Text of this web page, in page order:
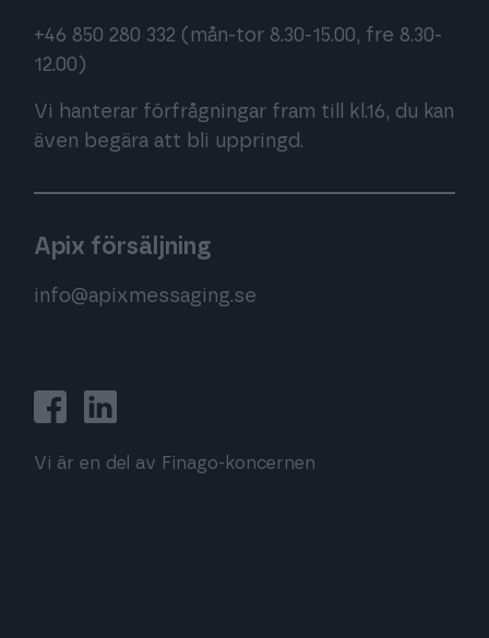
+46 850 280 332 (mån-tor 8.30-15.00, fre 8.30-
12.00)
Vi hanterar förfrågningar fram till kl.16, du kan
även begära att bli uppringd.
Apix försäljning
info@apixmessaging.se
Vi är en del av Finago-koncernen